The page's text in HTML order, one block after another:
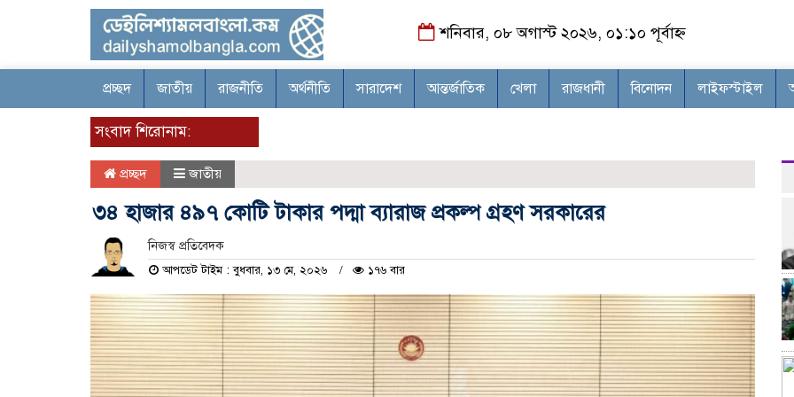
শনিবার, ০৮ অগাস্ট ২০২৬, ০১:১০ পূর্বাহ্ন
প্রচ্ছদ জাতীয় রাজনীতি অর্থনীতি সারাদেশ আন্তর্জাতিক খেলা রাজধানী বিনোদন লাইফস্টাইল
সংবাদ শিরোনাম:
প্রচ্ছদ জাতীয়
৩৪ হাজার ৪৯৭ কোটি টাকার পদ্মা ব্যারাজ প্রকল্প গ্রহণ সরকারের
নিজস্ব প্রতিবেদক
আপডেট টাইম : বুধবার, ১৩ মে, ২০২৬ ১৭৬ বার